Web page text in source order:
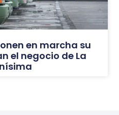
en marcha su
el negocio de La